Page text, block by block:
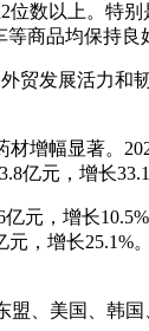
数以上。特
商品均保持良
发展活力和
增幅显著。
亿元，增长
元，增长
，增长
、美国、韩